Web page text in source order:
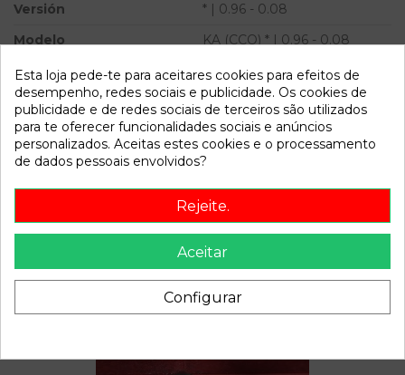
Versión
* | 0.96 - 0.08
Modelo
KA (CCQ) * | 0.96 - 0.08
Referência 782933
Disponível a partir de: 2022-04-04
Descrição
Recambio de electroventilador para ford ka (ccq) | 0.96 -
0.08 | 0.96 - 0.08 referencia OEM IAM
Também poderá gostar
Esta loja pede-te para aceitares cookies para efeitos de
desempenho, redes sociais e publicidade. Os cookies de
publicidade e de redes sociais de terceiros são utilizados
para te oferecer funcionalidades sociais e anúncios
personalizados. Aceitas estes cookies e o processamento
de dados pessoais envolvidos?
Rejeite.
Aceitar
Configurar